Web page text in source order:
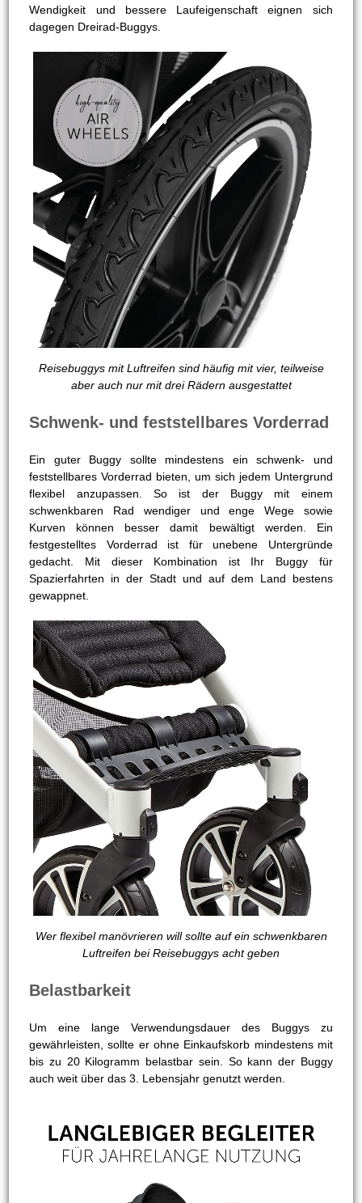
Wendigkeit und bessere Laufeigenschaft eignen sich
dagegen Dreirad-Buggys.
Reisebuggys mit Luftreifen sind häufig mit vier, teilweise
aber auch nur mit drei Rädern ausgestattet
Schwenk- und feststellbares Vorderrad
Ein guter Buggy sollte mindestens ein schwenk- und
feststellbares Vorderrad bieten, um sich jedem Untergrund
flexibel anzupassen. So ist der Buggy mit einem
schwenkbaren Rad wendiger und enge Wege sowie
Kurven können besser damit bewältigt werden. Ein
festgestelltes Vorderrad ist für unebene Untergründe
gedacht. Mit dieser Kombination ist Ihr Buggy für
Spazierfahrten in der Stadt und auf dem Land bestens
gewappnet.
Wer flexibel manövrieren will sollte auf ein schwenkbaren
Luftreifen bei Reisebuggys acht geben
Belastbarkeit
Um eine lange Verwendungsdauer des Buggys zu
gewährleisten, sollte er ohne Einkaufskorb mindestens mit
bis zu 20 Kilogramm belastbar sein. So kann der Buggy
auch weit über das 3. Lebensjahr genutzt werden.